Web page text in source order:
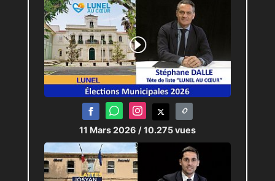
11 Mars 2026 / 10.275 vues